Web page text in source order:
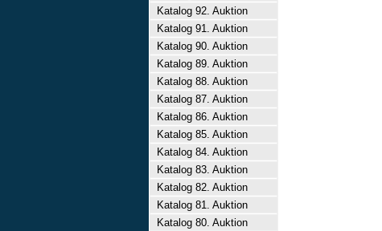
Katalog 92. Auktion
Katalog 91. Auktion
Katalog 90. Auktion
Katalog 89. Auktion
Katalog 88. Auktion
Katalog 87. Auktion
Katalog 86. Auktion
Katalog 85. Auktion
Katalog 84. Auktion
Katalog 83. Auktion
Katalog 82. Auktion
Katalog 81. Auktion
Katalog 80. Auktion